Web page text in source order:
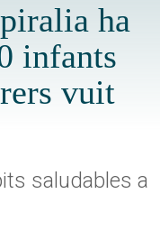
ha
infants
vuit
saludables a